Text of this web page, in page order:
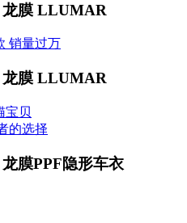
龙膜 LLUMAR
销量过万
龙膜 LLUMAR
宝贝
的选择
膜PPF隐形车衣